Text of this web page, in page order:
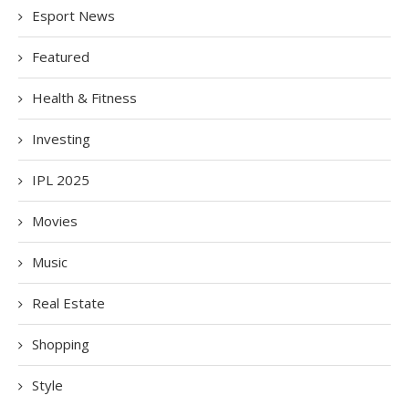
Esport News
Featured
Health & Fitness
Investing
IPL 2025
Movies
Music
Real Estate
Shopping
Style